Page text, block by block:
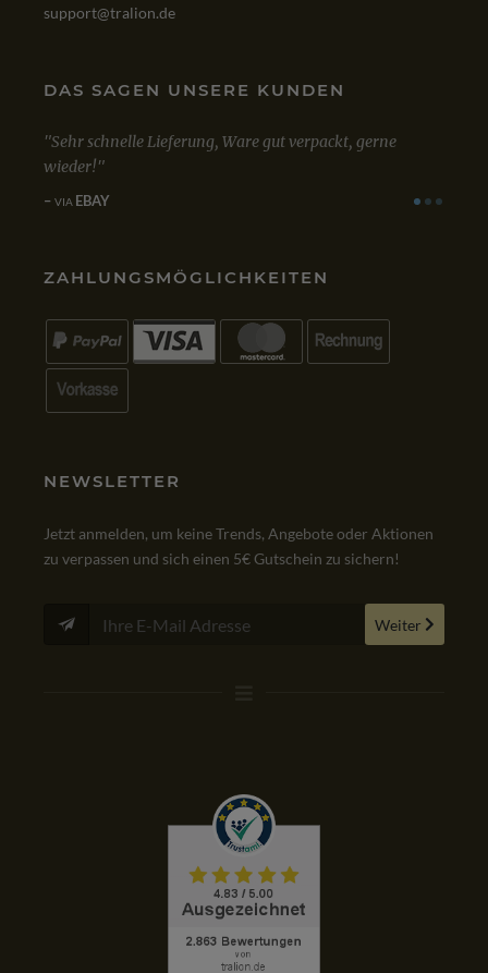
support@tralion.de
DAS SAGEN UNSERE KUNDEN
Sehr schnelle Lieferung, Ware gut verpackt, gerne
wieder!
VIA EBAY
ZAHLUNGSMÖGLICHKEITEN
NEWSLETTER
Jetzt anmelden, um keine Trends, Angebote oder Aktionen
zu verpassen und sich einen 5€ Gutschein zu sichern!
Weiter